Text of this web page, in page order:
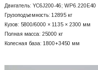
Двигатель: YC6J200-46; WP6.220E40
Грузоподъемность: 12895 кг
Кузов: 5800/6000 × 1135 × 2300 мм
Полная масса: 25000 кг
Колесная база: 1800+3450 мм